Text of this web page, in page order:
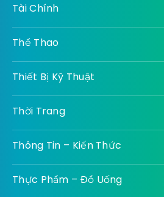
Tài Chính
Thể Thao
Thiết Bị Kỹ Thuật
Thời Trang
Thông Tin – Kiến Thức
Thực Phẩm – Đồ Uống